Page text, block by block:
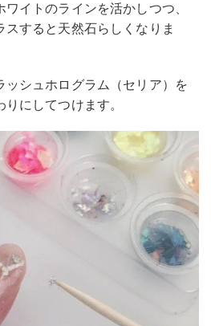
イトのラインを活かしつつ、
すると天然石らしくなりま
シュホログラム（セリア）を
にしてつけます。